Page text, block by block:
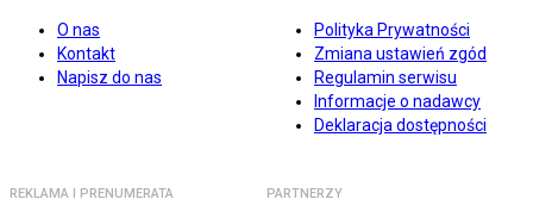
O nas
Kontakt
Napisz do nas
Polityka Prywatności
Zmiana ustawień zgód
Regulamin serwisu
Informacje o nadawcy
Deklaracja dostępności
REKLAMA I PRENUMERATA PARTNERZY